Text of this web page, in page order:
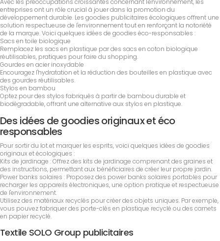
Avec les préoccupations croissantes concernant l'environnement, les
entreprises ont un rôle crucial à jouer dans la promotion du
développement durable. Les goodies publicitaires écologiques offrent une
solution respectueuse de l'environnement tout en renforçant la notoriété
de la marque. Voici quelques idées de goodies éco-responsables :
Sacs en toile biologique
Remplacez les sacs en plastique par des sacs en coton biologique
réutilisables, pratiques pour faire du shopping.
Gourdes en acier inoxydable
Encouragez l'hydratation et la réduction des bouteilles en plastique avec
des gourdes réutilisables.
Stylos en bambou
Optez pour des stylos fabriqués à partir de bambou durable et
biodégradable, offrant une alternative aux stylos en plastique.
Des idées de goodies originaux et éco
responsables
Pour sortir du lot et marquer les esprits, voici quelques idées de goodies
originaux et écologiques :
Kits de jardinage : Offrez des kits de jardinage comprenant des graines et
des instructions, permettant aux bénéficiaires de créer leur propre jardin.
Power banks solaires : Proposez des power banks solaires portables pour
recharger les appareils électroniques, une option pratique et respectueuse
de l'environnement.
Utilisez des matériaux recyclés pour créer des objets uniques. Par exemple,
vous pouvez fabriquer des porte-clés en plastique recyclé ou des carnets
en papier recyclé.
Textile SOLO Group publicitaires